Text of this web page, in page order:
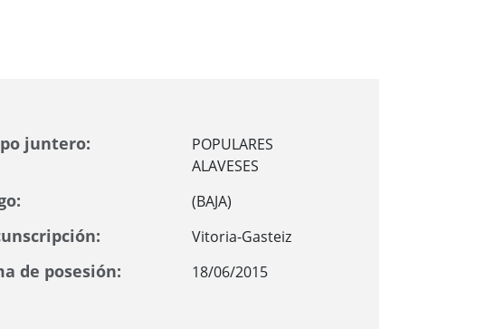
juntero:
POPULARES
ALAVESES
(BAJA)
Vitoria-Gasteiz
de posesión: 18/06/2015